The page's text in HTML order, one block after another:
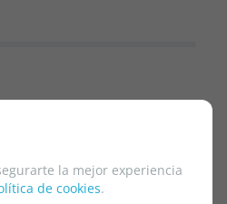
la mejor experiencia
de cookies.